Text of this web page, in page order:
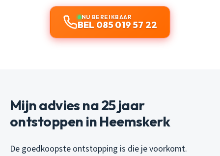
NU BEREIKBAAR
BEL 085 019 57 22
Mijn advies na 25 jaar
ontstoppen in Heemskerk
De goedkoopste ontstopping is die je voorkomt.